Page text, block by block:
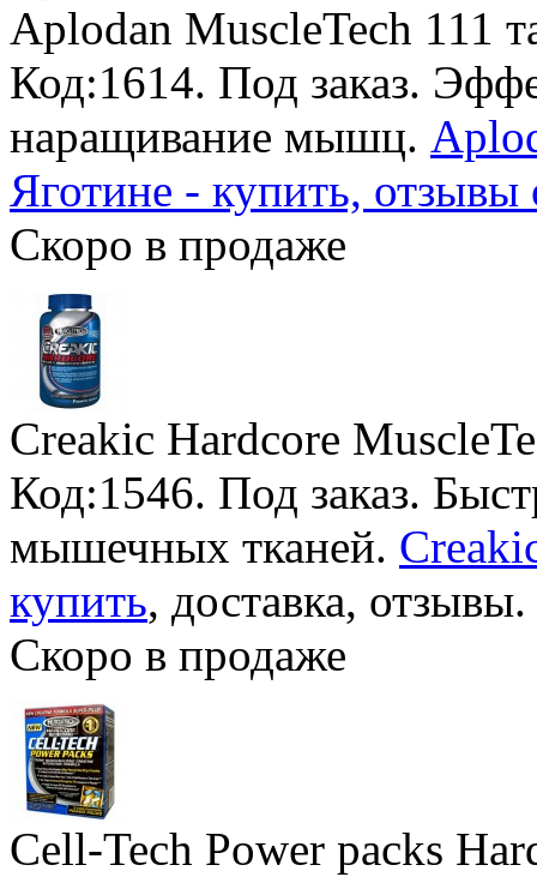
Aplodan MuscleTech 111
Код:1614. Под заказ.
наращивание мышц.
Яготине - купить, отзывы
Скоро в продаже
Creakic Hardcore
Код:1546. Под заказ.
мышечных тканей.
купить, доставка, отзывы.
Скоро в продаже
Cell-Tech Power packs